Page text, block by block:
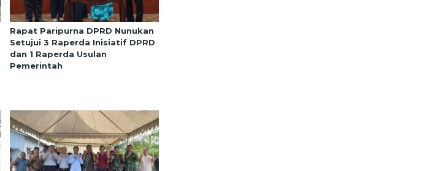
Rapat Paripurna DPRD Nunukan
Setujui 3 Raperda Inisiatif DPRD
dan 1 Raperda Usulan
Pemerintah